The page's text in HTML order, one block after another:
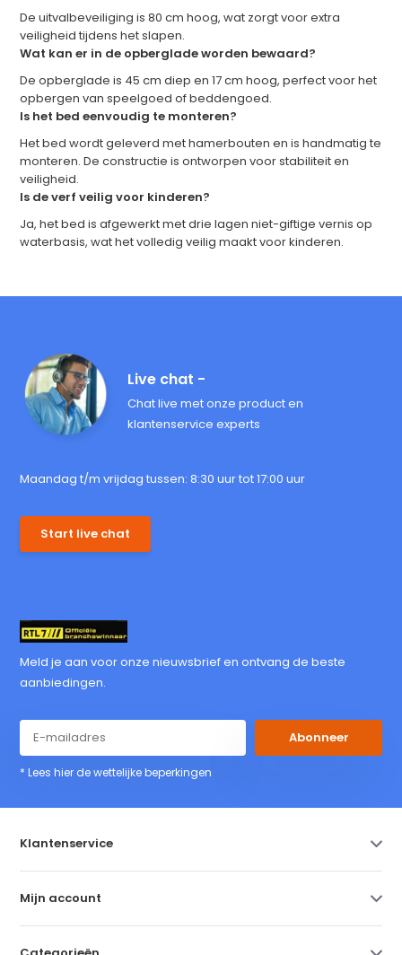
De uitvalbeveiliging is 80 cm hoog, wat zorgt voor extra
veiligheid tijdens het slapen.
Wat kan er in de opberglade worden bewaard?
De opberglade is 45 cm diep en 17 cm hoog, perfect voor het
opbergen van speelgoed of beddengoed.
Is het bed eenvoudig te monteren?
Het bed wordt geleverd met hamerbouten en is handmatig te
monteren. De constructie is ontworpen voor stabiliteit en
veiligheid.
Is de verf veilig voor kinderen?
Ja, het bed is afgewerkt met drie lagen niet-giftige vernis op
waterbasis, wat het volledig veilig maakt voor kinderen.
Live chat -
Chat live met onze product en
klantenservice experts
Maandag t/m vrijdag tussen: 8:30 uur tot 17:00 uur
Start live chat
Meld je aan voor onze nieuwsbrief en ontvang de beste
aanbiedingen.
Abonneer
* Lees hier de wettelijke beperkingen
Klantenservice
Mijn account